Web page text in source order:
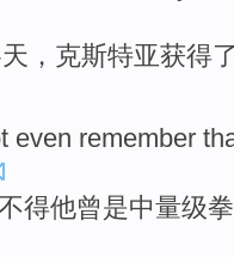
， 克斯特亚获得
even remember
得他曾是中量级